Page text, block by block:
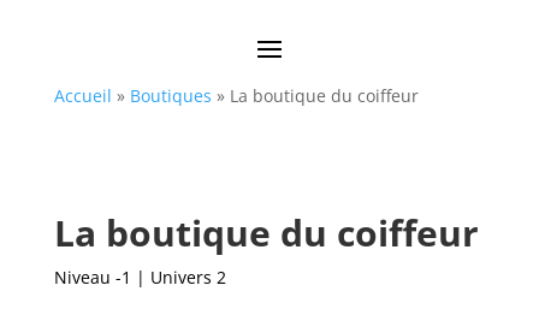
Accueil » Boutiques » La boutique du coiffeur
La boutique du coiffeur
Niveau -1 | Univers 2